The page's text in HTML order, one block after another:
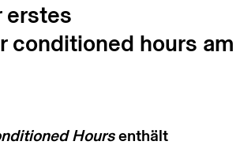
erstes
conditioned hours am
Hoursenthält